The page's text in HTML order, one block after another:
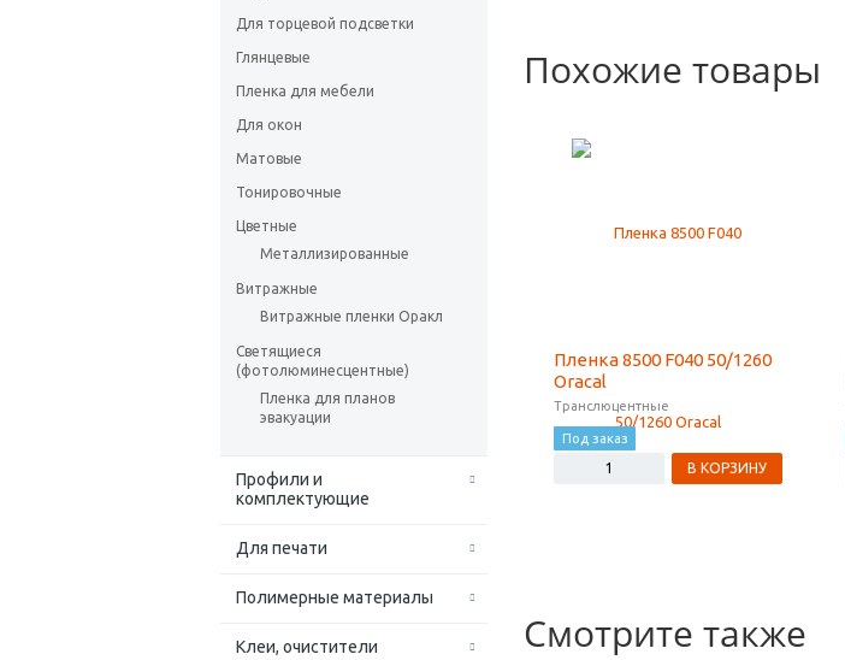
Для торцевой подсветки
Глянцевые
Пленка для мебели
Для окон
Матовые
Тонировочные
Цветные
Металлизированные
Витражные
Витражные пленки Оракл
Светящиеся
(фотолюминесцентные)
Пленка для планов
эвакуации
Профили и
комплектующие
Для печати
Полимерные материалы
Клеи, очистители
Похожие товары
Пленка 8500 F040 50/1260
Oracal
Транслюцентные
Под заказ
В КОРЗИНУ
Смотрите также